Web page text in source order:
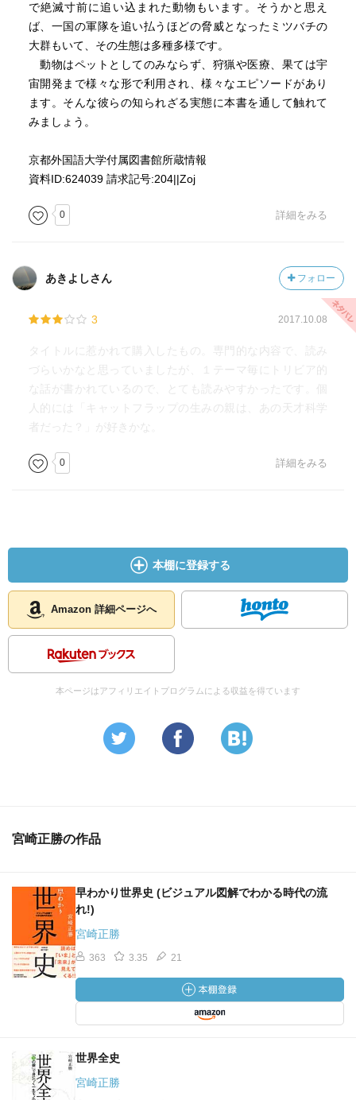
で絶滅寸前に追い込まれた動物もいます。そうかと思え
ば、一国の軍隊を追い払うほどの脅威となったミツバチの
大群もいて、その生態は多種多様です。
動物はペットとしてのみならず、狩猟や医療、果ては宇
宙開発まで様々な形で利用され、様々なエピソードがあり
ます。そんな彼らの知られざる実態に本書を通して触れて
みましょう。
京都外国語大学付属図書館所蔵情報
資料ID:624039 請求記号:204||Zoj
0 詳細をみる
あきよしさん フォロー
3 2017.10.08
タイトルに惹かれて購入したもの。専門的な内容で、読み
づらいかなと思っていましたが、１テーマ毎にトリビア的
な話が書かれているので、とても読みやすかったです。個
人的には「キャットフラップの生みの親は、あの天才科学
者だった？」が好きかな。
0 詳細をみる
本棚に登録する
Amazon 詳細ページへ
本ページはアフィリエイトプログラムによる収益を得ています
宮崎正勝の作品
早わかり世界史 (ビジュアル図解でわかる時代の流
れ!)
宮崎正勝
363 3.35 21
世界全史
宮崎正勝